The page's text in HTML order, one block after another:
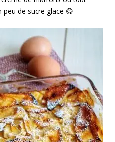
peu de sucre glace 😋